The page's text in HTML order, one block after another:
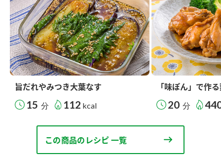
旨だれやみつき大葉なす
15 分 112 kcal
「味ぽん」で作
20 分
この商品のレシピ 一覧